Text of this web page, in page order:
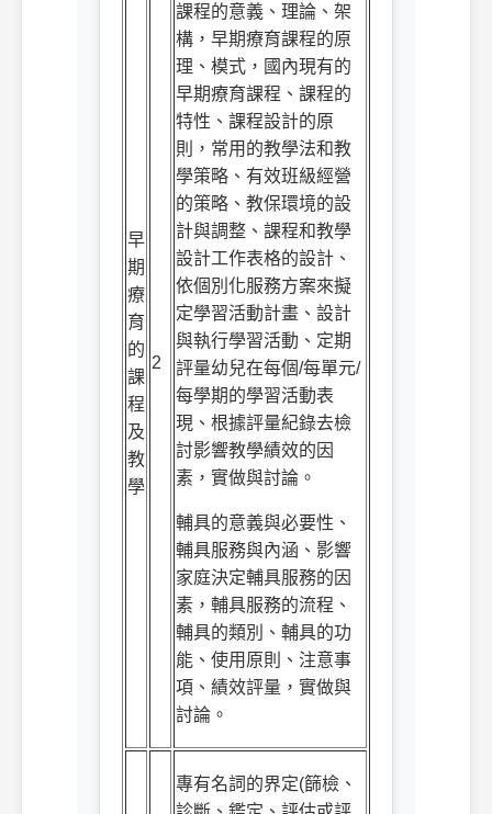
早
期
療
育
的
課
程
及
教
學
2
課程的意義、理論、架
構，早期療育課程的原
理、模式，國內現有的
早期療育課程、課程的
特性、課程設計的原
則，常用的教學法和教
學策略、有效班級經營
的策略、教保環境的設
計與調整、 課程和教學
設計工作表格的設計、
依個別化服務方案來擬
定學習活動計畫、設計
與執行學習活動、定期
評量幼兒在每個/每單元/
每學期的學習活動表
現、根據評量紀錄去檢
討影響教學績效的因
素，實做與討論。
輔具的意義與必要性、
輔具服務與內涵、影響
家庭決定輔具服務的因
素，輔具服務的流程、
輔具的類別、輔具的功
能、使用原則、注意事
項、績效評量，實做與
討論。
專有名詞的界定(篩檢、